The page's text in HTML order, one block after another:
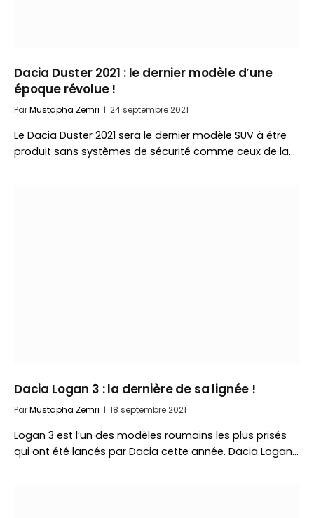
Dacia Duster 2021 : le dernier modèle d’une
époque révolue !
ParMustapha Zemri 24 septembre 2021
Le Dacia Duster 2021 sera le dernier modèle SUV à être
produit sans systèmes de sécurité comme ceux de la…
Dacia Logan 3 : la dernière de sa lignée !
ParMustapha Zemri 18 septembre 2021
Logan 3 est l’un des modèles roumains les plus prisés
qui ont été lancés par Dacia cette année. Dacia Logan…